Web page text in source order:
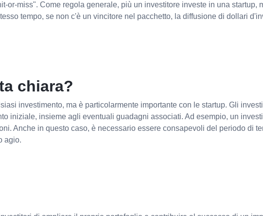
or-miss". Come regola generale, più un investitore investe in una startup,
tempo, se non c'è un vincitore nel pacchetto, la diffusione di dollari
chiara?
investimento, ma è particolarmente importante con le startup. Gli
iniziale, insieme agli eventuali guadagni associati. Ad esempio, un
Anche in questo caso, è necessario essere consapevoli del periodo di
agio.